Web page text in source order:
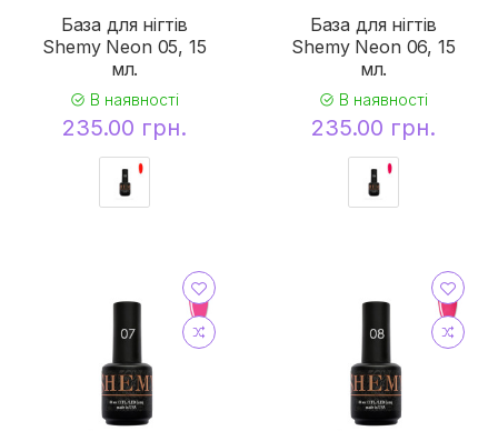
База для нігтів
Shemy Neon 05, 15
мл.
В наявності
235.00 грн.
База для нігтів
Shemy Neon 06, 15
мл.
В наявності
235.00 грн.